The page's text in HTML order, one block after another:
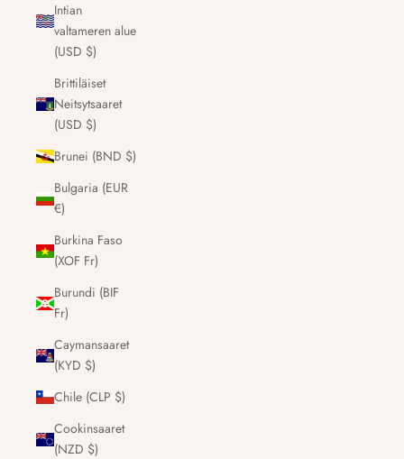
Intian
valtameren alue
(USD $)
Brittiläiset
Neitsytsaaret
(USD $)
Brunei (BND $)
Bulgaria (EUR
€)
Burkina Faso
(XOF Fr)
Burundi (BIF
Fr)
Caymansaaret
(KYD $)
Chile (CLP $)
Cookinsaaret
(NZD $)